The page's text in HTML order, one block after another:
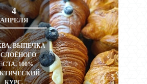
4
АПРЕЛЯ
ВЫПЕЧКА
СЛОЁНОГО
100%
КУРС.